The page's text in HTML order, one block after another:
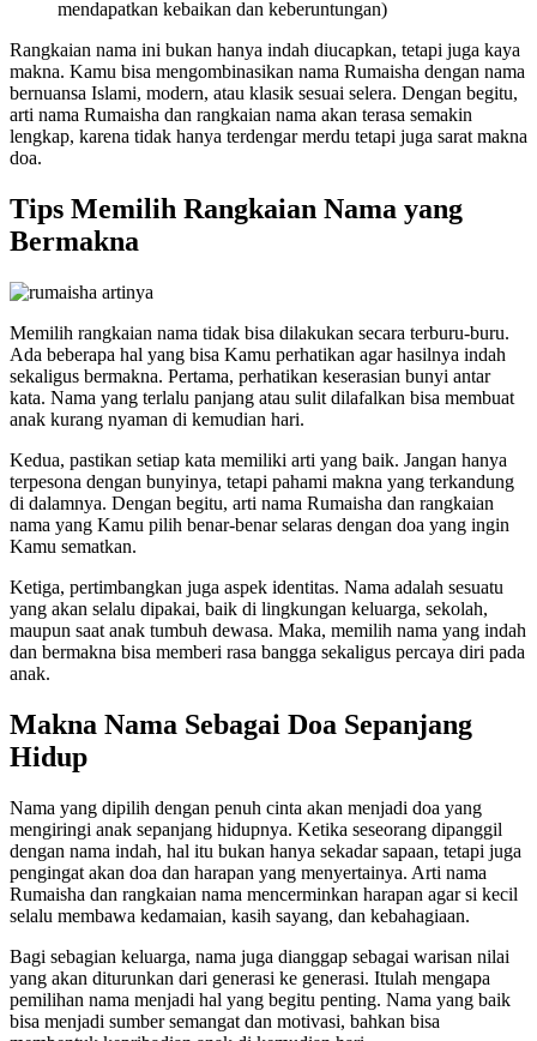
mendapatkan kebaikan dan keberuntungan)
Rangkaian nama ini bukan hanya indah diucapkan, tetapi juga kaya
makna. Kamu bisa mengombinasikan nama Rumaisha dengan nama
bernuansa Islami, modern, atau klasik sesuai selera. Dengan begitu,
arti nama Rumaisha dan rangkaian nama akan terasa semakin
lengkap, karena tidak hanya terdengar merdu tetapi juga sarat makna
doa.
Tips Memilih Rangkaian Nama yang
Bermakna
Memilih rangkaian nama tidak bisa dilakukan secara terburu-buru.
Ada beberapa hal yang bisa Kamu perhatikan agar hasilnya indah
sekaligus bermakna. Pertama, perhatikan keserasian bunyi antar
kata. Nama yang terlalu panjang atau sulit dilafalkan bisa membuat
anak kurang nyaman di kemudian hari.
Kedua, pastikan setiap kata memiliki arti yang baik. Jangan hanya
terpesona dengan bunyinya, tetapi pahami makna yang terkandung
di dalamnya. Dengan begitu, arti nama Rumaisha dan rangkaian
nama yang Kamu pilih benar-benar selaras dengan doa yang ingin
Kamu sematkan.
Ketiga, pertimbangkan juga aspek identitas. Nama adalah sesuatu
yang akan selalu dipakai, baik di lingkungan keluarga, sekolah,
maupun saat anak tumbuh dewasa. Maka, memilih nama yang indah
dan bermakna bisa memberi rasa bangga sekaligus percaya diri pada
anak.
Makna Nama Sebagai Doa Sepanjang
Hidup
Nama yang dipilih dengan penuh cinta akan menjadi doa yang
mengiringi anak sepanjang hidupnya. Ketika seseorang dipanggil
dengan nama indah, hal itu bukan hanya sekadar sapaan, tetapi juga
pengingat akan doa dan harapan yang menyertainya. Arti nama
Rumaisha dan rangkaian nama mencerminkan harapan agar si kecil
selalu membawa kedamaian, kasih sayang, dan kebahagiaan.
Bagi sebagian keluarga, nama juga dianggap sebagai warisan nilai
yang akan diturunkan dari generasi ke generasi. Itulah mengapa
pemilihan nama menjadi hal yang begitu penting. Nama yang baik
bisa menjadi sumber semangat dan motivasi, bahkan bisa